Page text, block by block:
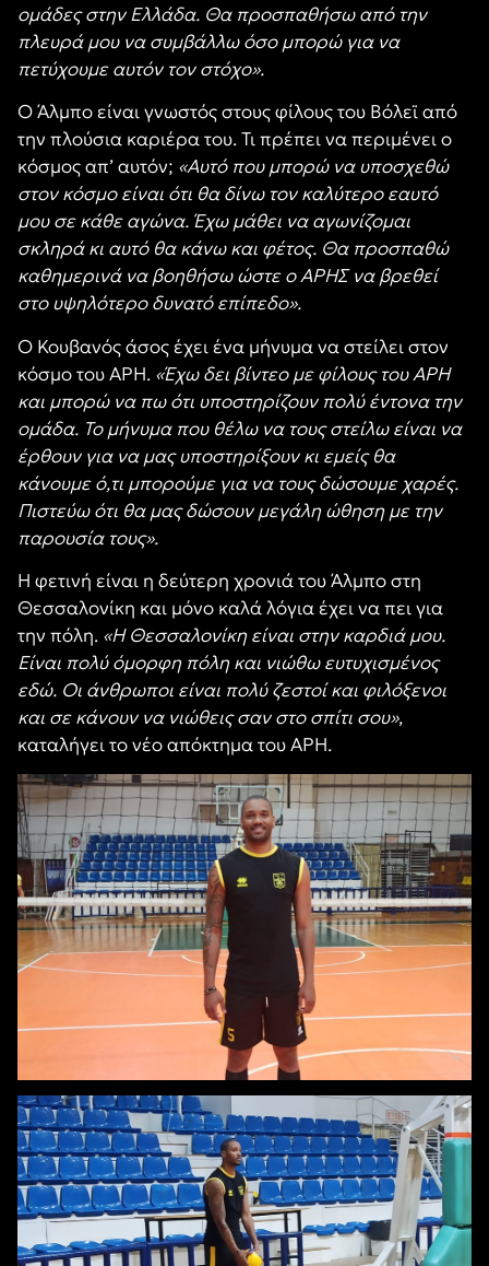
ομάδες στην Ελλάδα. Θα προσπαθήσω από την
πλευρά μου να συμβάλλω όσο μπορώ για να
πετύχουμε αυτόν τον στόχο».
Ο Άλμπο είναι γνωστός στους φίλους του Βόλεϊ από
την πλούσια καριέρα του. Τι πρέπει να περιμένει ο
κόσμος απ’ αυτόν; «Αυτό που μπορώ να υποσχεθώ
στον κόσμο είναι ότι θα δίνω τον καλύτερο εαυτό
μου σε κάθε αγώνα. Έχω μάθει να αγωνίζομαι
σκληρά κι αυτό θα κάνω και φέτος. Θα προσπαθώ
καθημερινά να βοηθήσω ώστε ο ΑΡΗΣ να βρεθεί
στο υψηλότερο δυνατό επίπεδο».
Ο Κουβανός άσος έχει ένα μήνυμα να στείλει στον
κόσμο του ΑΡΗ. «Έχω δει βίντεο με φίλους του ΑΡΗ
και μπορώ να πω ότι υποστηρίζουν πολύ έντονα την
ομάδα. Το μήνυμα που θέλω να τους στείλω είναι να
έρθουν για να μας υποστηρίξουν κι εμείς θα
κάνουμε ό,τι μπορούμε για να τους δώσουμε χαρές.
Πιστεύω ότι θα μας δώσουν μεγάλη ώθηση με την
παρουσία τους».
Η φετινή είναι η δεύτερη χρονιά του Άλμπο στη
Θεσσαλονίκη και μόνο καλά λόγια έχει να πει για
την πόλη. «Η Θεσσαλονίκη είναι στην καρδιά μου.
Είναι πολύ όμορφη πόλη και νιώθω ευτυχισμένος
εδώ. Οι άνθρωποι είναι πολύ ζεστοί και φιλόξενοι
και σε κάνουν να νιώθεις σαν στο σπίτι σου»,
καταλήγει το νέο απόκτημα του ΑΡΗ.